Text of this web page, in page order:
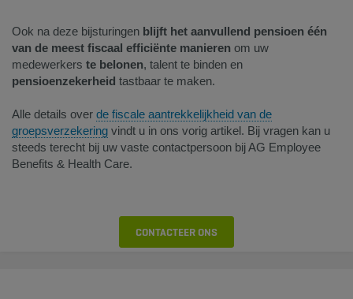
Ook na deze bijsturingen blijft het aanvullend pensioen één
van de meest fiscaal efficiënte manieren om uw
medewerkers te belonen, talent te binden en
pensioenzekerheid tastbaar te maken.
Alle details over de fiscale aantrekkelijkheid van de
groepsverzekering vindt u in ons vorig artikel. Bij vragen kan u
steeds terecht bij uw vaste contactpersoon bij AG Employee
Benefits & Health Care.
CONTACTEER ONS